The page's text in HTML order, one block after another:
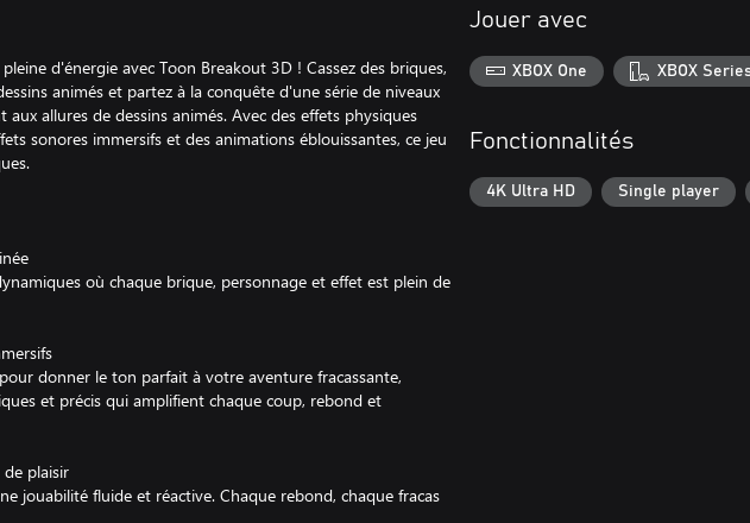
d'énergie avec Toon Breakout 3D ! Cassez des briques,
animés et partez à la conquête d'une série de niveaux
allures de dessins animés. Avec des effets physiques
sonores immersifs et des animations éblouissantes, ce jeu
où chaque brique, personnage et effet est plein de
donner le ton parfait à votre aventure fracassante,
et précis qui amplifient chaque coup, rebond et
plaisir
jouabilité fluide et réactive. Chaque rebond, chaque fracas
Jouer avec
XBOX One XBOX
Fonctionnalités
4K Ultra HD Single player